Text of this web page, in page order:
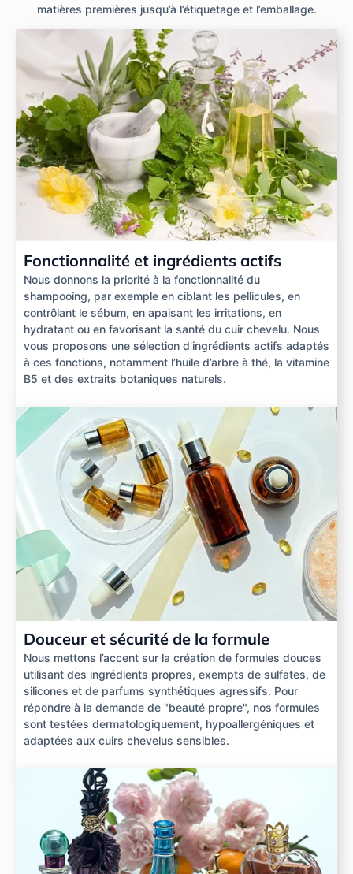
matières premières jusqu’à l’étiquetage et l’emballage.
Fonctionnalité et ingrédients actifs
Nous donnons la priorité à la fonctionnalité du
shampooing, par exemple en ciblant les pellicules, en
contrôlant le sébum, en apaisant les irritations, en
hydratant ou en favorisant la santé du cuir chevelu. Nous
vous proposons une sélection d’ingrédients actifs adaptés
à ces fonctions, notamment l’huile d’arbre à thé, la vitamine
B5 et des extraits botaniques naturels.
Douceur et sécurité de la formule
Nous mettons l’accent sur la création de formules douces
utilisant des ingrédients propres, exempts de sulfates, de
silicones et de parfums synthétiques agressifs. Pour
répondre à la demande de "beauté propre", nos formules
sont testées dermatologiquement, hypoallergéniques et
adaptées aux cuirs chevelus sensibles.